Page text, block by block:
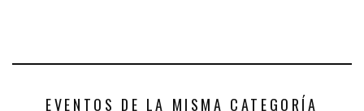
EVENTOS DE LA MISMA CATEGORÍA